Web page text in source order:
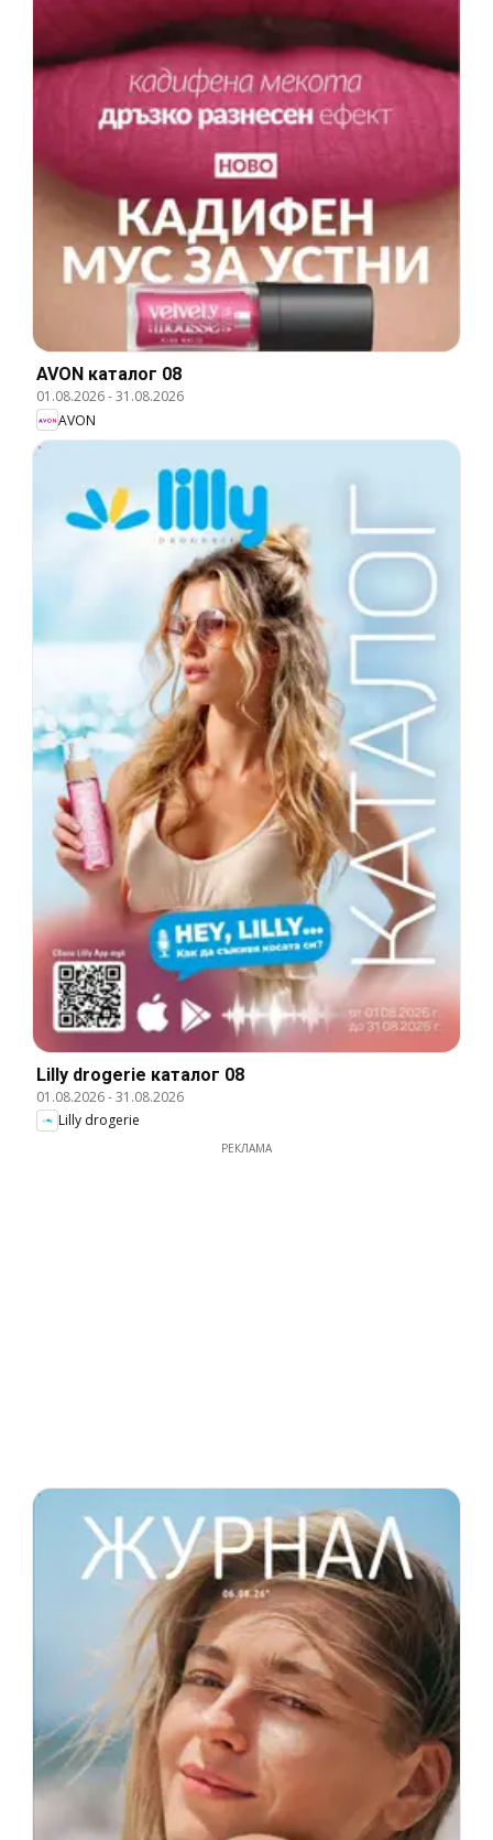
AVON каталог 08
01.08.2026-31.08.2026
AVON
Lilly drogerie каталог 08
01.08.2026-31.08.2026
Lilly drogerie
РЕКЛАМА